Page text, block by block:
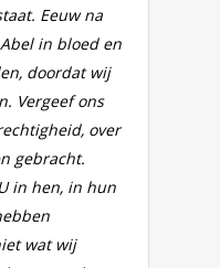
Eeuw na
in bloed en
doordat wij
Vergeef ons
over
gebracht.
in hen, in hun
wat wij